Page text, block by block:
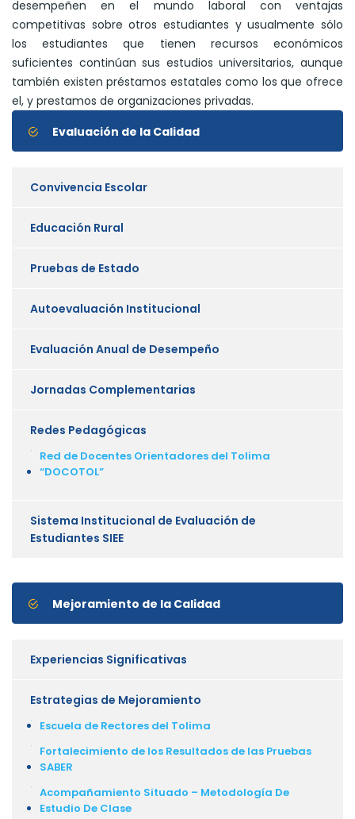
desempeñen en el mundo laboral con ventajas
competitivas sobre otros estudiantes y usualmente sólo
los estudiantes que tienen recursos económicos
suficientes continúan sus estudios universitarios, aunque
también existen préstamos estatales como los que ofrece
el, y prestamos de organizaciones privadas.
Evaluación de la Calidad
Convivencia Escolar
Educación Rural
Pruebas de Estado
Autoevaluación Institucional
Evaluación Anual de Desempeño
Jornadas Complementarias
Redes Pedagógicas
Red de Docentes Orientadores del Tolima
“DOCOTOL”
Sistema Institucional de Evaluación de
Estudiantes SIEE
Mejoramiento de la Calidad
Experiencias Significativas
Estrategias de Mejoramiento
Escuela de Rectores del Tolima
Fortalecimiento de los Resultados de las Pruebas
SABER
Acompañamiento Situado – Metodología De
Estudio De Clase